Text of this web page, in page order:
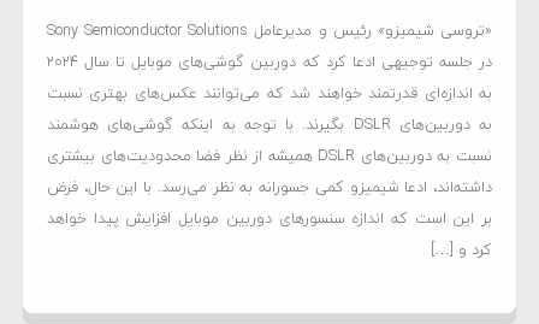
«تروسی شیمیزو» رئیس و مدیرعامل Sony Semiconductor Solutions
در جلسه توجیهی ادعا کرد که دوربین گوشی‌های موبایل تا سال 2024
به اندازه‌ای قدرتمند خواهند شد که می‌توانند عکس‌های بهتری نسبت
به دوربین‌های DSLR بگیرند. با توجه به اینکه گوشی‌های هوشمند
نسبت به دوربین‌های DSLR همیشه از نظر فضا محدودیت‌های بیشتری
داشته‌اند، ادعا شیمیزو کمی جسورانه به نظر می‌رسد. با این حال، فرض
بر این است که اندازه سنسورهای دوربین موبایل افزایش پیدا خواهد
کرد و […]